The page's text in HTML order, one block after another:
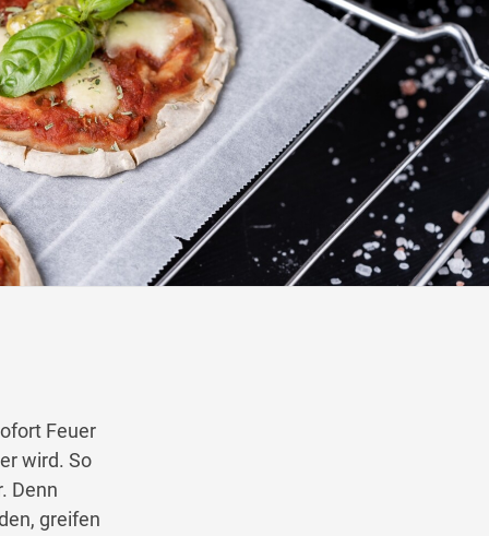
Samstag
SAMSTAG 09:00—18:00
Wegbeschreibung
Feuer
wird. So
Denn
greifen